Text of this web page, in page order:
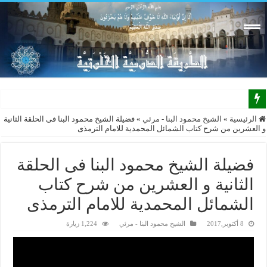
الرئيسية » الشيخ محمود البنا - مرئي » فضيلة الشيخ محمود البنا فى الحلقة الثانية
و العشرين من شرح كتاب الشمائل المحمدية للامام الترمذى
فضيلة الشيخ محمود البنا فى الحلقة
الثانية و العشرين من شرح كتاب
الشمائل المحمدية للامام الترمذى
8 أكتوبر,2017 الشيخ محمود البنا - مرئي 1,224 زيارة